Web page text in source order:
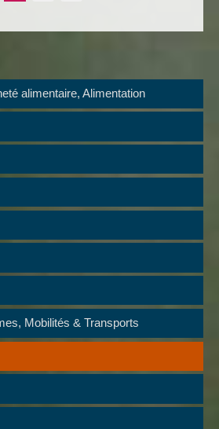
alimentaire, Alimentation
Mobilités & Transports